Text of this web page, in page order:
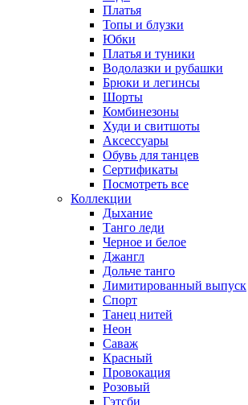
Платья
Топы и блузки
Юбки
Платья и туники
Водолазки и рубашки
Брюки и легинсы
Шорты
Комбинезоны
Худи и свитшоты
Аксессуары
Обувь для танцев
Сертификаты
Посмотреть все
Коллекции
Дыхание
Танго леди
Черное и белое
Джангл
Дольче танго
Лимитированный выпуск
Спорт
Танец нитей
Неон
Саваж
Красный
Провокация
Розовый
Гэтсби